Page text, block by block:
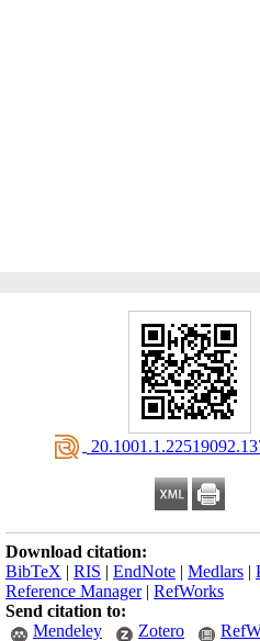
Download citation:
BibTeX | RIS | EndNote | Medlars |
Reference Manager| RefWorks
Send citation to:
Mendeley
Zotero